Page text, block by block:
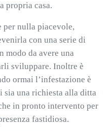
propria casa.
per nulla piacevole,
con una serie di
modo da avere una
sviluppare. Inoltre è
ormai l’infestazione è
sia una richiesta alla ditta
in pronto intervento per
fastidiosa.